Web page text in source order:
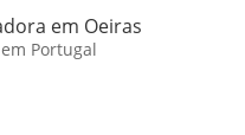
em Oeiras
Portugal